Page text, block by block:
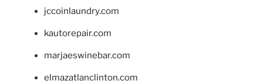
jccoinlaundry.com
kautorepair.com
marjaeswinebar.com
elmazatlanclinton.com